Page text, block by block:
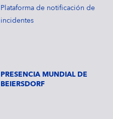
Plataforma de notificación de
incidentes
PRESENCIA MUNDIAL DE
BEIERSDORF